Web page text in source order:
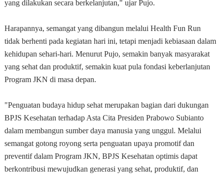
yang dilakukan secara berkelanjutan," ujar Pujo.
Harapannya, semangat yang dibangun melalui Health Fun Run
tidak berhenti pada kegiatan hari ini, tetapi menjadi kebiasaan dalam
kehidupan sehari-hari. Menurut Pujo, semakin banyak masyarakat
yang sehat dan produktif, semakin kuat pula fondasi keberlanjutan
Program JKN di masa depan.
"Penguatan budaya hidup sehat merupakan bagian dari dukungan
BPJS Kesehatan terhadap Asta Cita Presiden Prabowo Subianto
dalam membangun sumber daya manusia yang unggul. Melalui
semangat gotong royong serta penguatan upaya promotif dan
preventif dalam Program JKN, BPJS Kesehatan optimis dapat
berkontribusi mewujudkan generasi yang sehat, produktif, dan